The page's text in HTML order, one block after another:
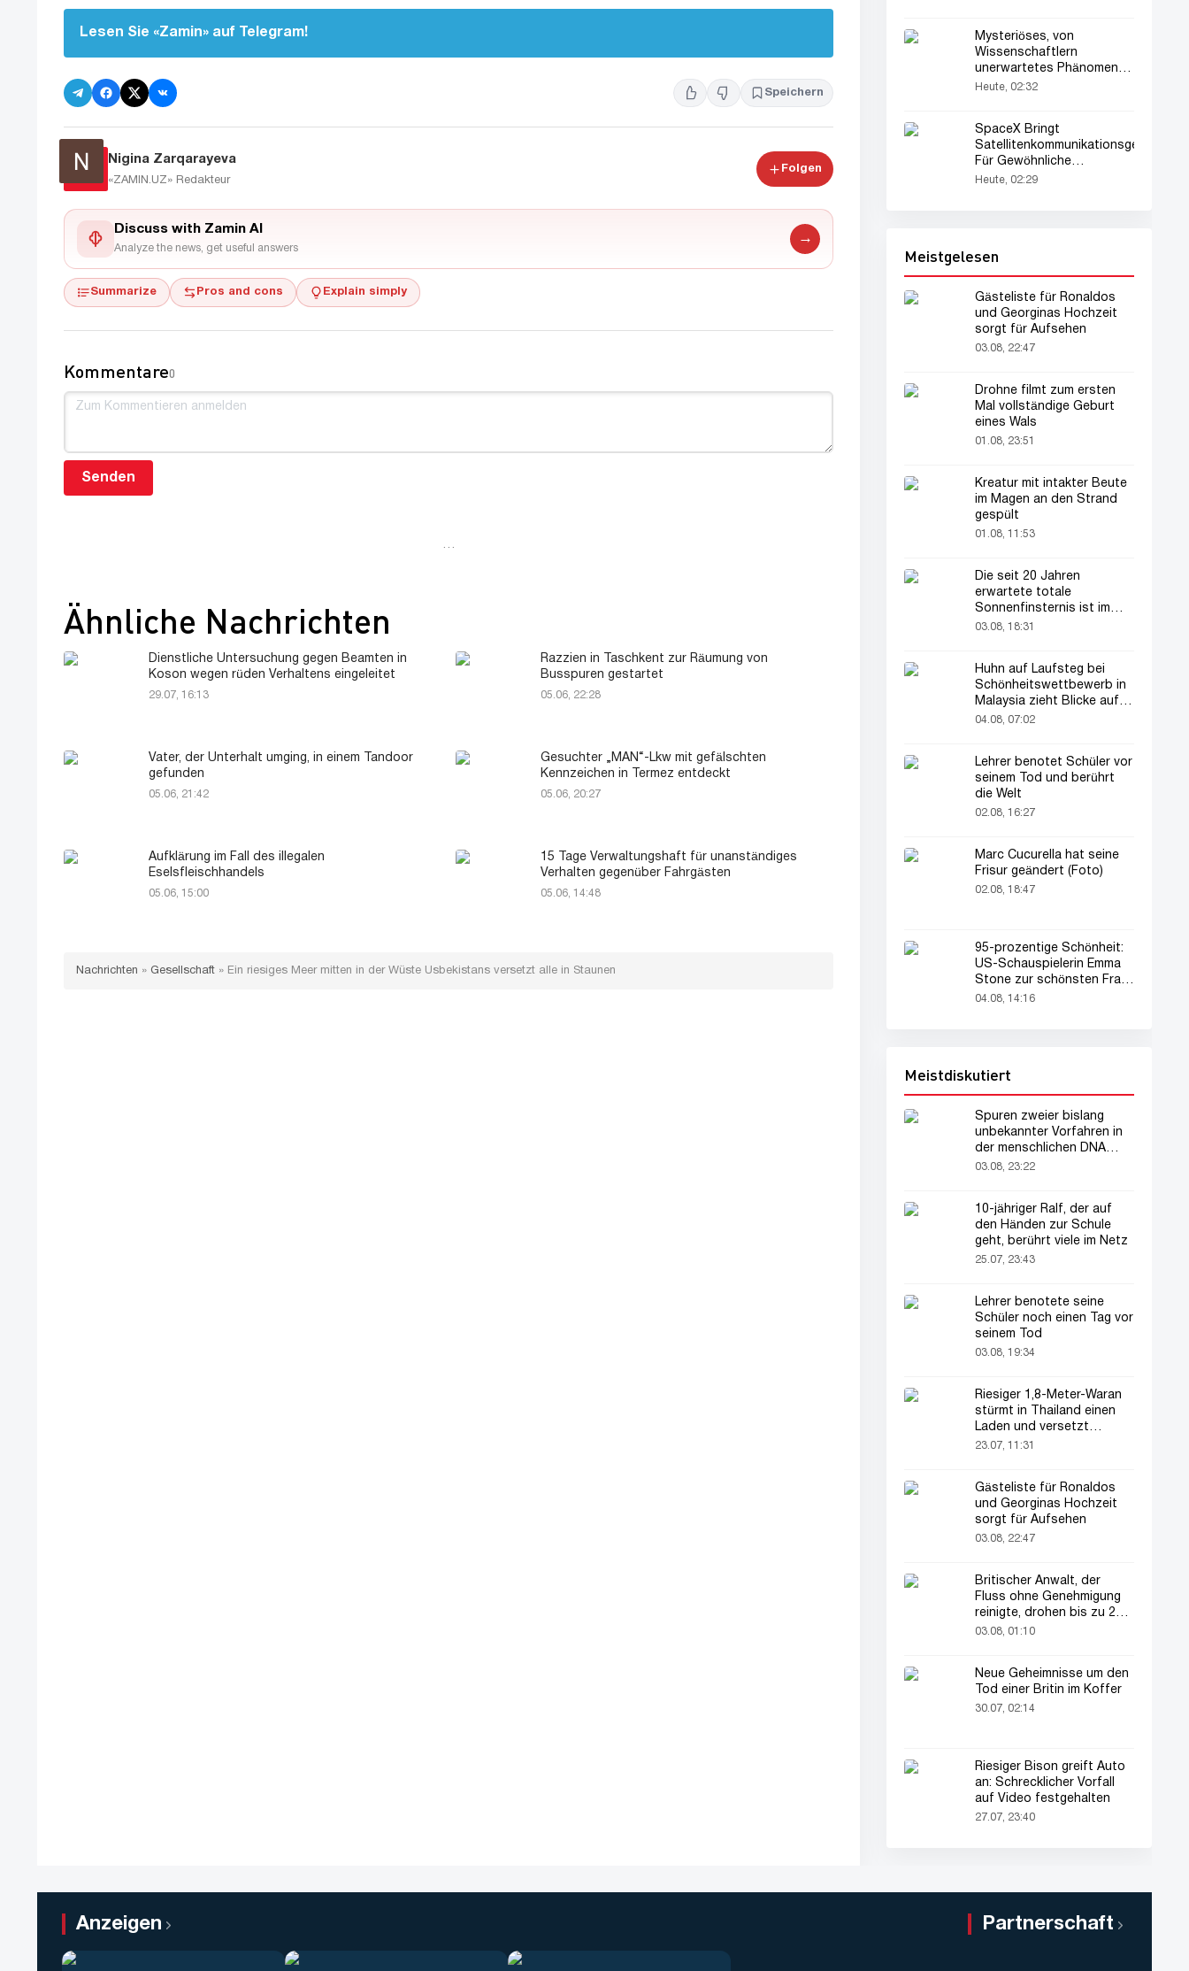
Lesen Sie «Zamin» auf Telegram!
Speichern
Nigina Zarqarayeva
«ZAMIN.UZ» Redakteur
Folgen
Discuss with Zamin AI
Analyze the news, get useful answers
→
Summarize Pros and cons Explain simply
Kommentare0
Senden
…
Ähnliche Nachrichten
Dienstliche Untersuchung gegen Beamten in
Koson wegen rüden Verhaltens eingeleitet
29.07, 16:13
Razzien in Taschkent zur Räumung von
Busspuren gestartet
05.06, 22:28
Vater, der Unterhalt umging, in einem Tandoor
gefunden
05.06, 21:42
Gesuchter „MAN“-Lkw mit gefälschten
Kennzeichen in Termez entdeckt
05.06, 20:27
Aufklärung im Fall des illegalen
Eselsfleischhandels
05.06, 15:00
15 Tage Verwaltungshaft für unanständiges
Verhalten gegenüber Fahrgästen
05.06, 14:48
Nachrichten » Gesellschaft » Ein riesiges Meer mitten in der Wüste Usbekistans versetzt alle in Staunen
Mysteriöses, von
Wissenschaftlern
unerwartetes Phänomen
erstmals auf der Sonne
Heute, 02:32
SpaceX Bringt
Satellitenkommunikationsgeräte
Für Gewöhnliche
Smartphones In Den Orbit
Heute, 02:29
Meistgelesen
Gästeliste für Ronaldos
und Georginas Hochzeit
sorgt für Aufsehen
03.08, 22:47
Drohne filmt zum ersten
Mal vollständige Geburt
eines Wals
01.08, 23:51
Kreatur mit intakter Beute
im Magen an den Strand
gespült
01.08, 11:53
Die seit 20 Jahren
erwartete totale
Sonnenfinsternis ist im
August zu sehen
03.08, 18:31
Huhn auf Laufsteg bei
Schönheitswettbewerb in
Malaysia zieht Blicke auf
sich
04.08, 07:02
Lehrer benotet Schüler vor
seinem Tod und berührt
die Welt
02.08, 16:27
Marc Cucurella hat seine
Frisur geändert (Foto)
02.08, 18:47
95-prozentige Schönheit:
US-Schauspielerin Emma
Stone zur schönsten Frau
der Welt gekürt
04.08, 14:16
Meistdiskutiert
Spuren zweier bislang
unbekannter Vorfahren in
der menschlichen DNA
entdeckt
03.08, 23:22
10-jähriger Ralf, der auf
den Händen zur Schule
geht, berührt viele im Netz
25.07, 23:43
Lehrer benotete seine
Schüler noch einen Tag vor
seinem Tod
03.08, 19:34
Riesiger 1,8-Meter-Waran
stürmt in Thailand einen
Laden und versetzt
Kunden in Angst!
23.07, 11:31
Gästeliste für Ronaldos
und Georginas Hochzeit
sorgt für Aufsehen
03.08, 22:47
Britischer Anwalt, der
Fluss ohne Genehmigung
reinigte, drohen bis zu 2
Jahre Haft
03.08, 01:10
Neue Geheimnisse um den
Tod einer Britin im Koffer
30.07, 02:14
Riesiger Bison greift Auto
an: Schrecklicher Vorfall
auf Video festgehalten
27.07, 23:40
Anzeigen Partnerschaft